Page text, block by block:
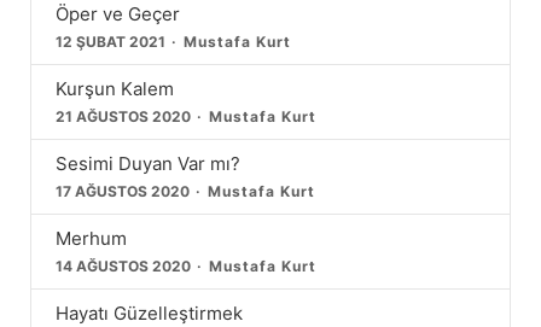
Öper ve Geçer
12 ŞUBAT 2021 Mustafa Kurt
Kurşun Kalem
21 AĞUSTOS 2020 Mustafa Kurt
Sesimi Duyan Var mı?
17 AĞUSTOS 2020 Mustafa Kurt
Merhum
14 AĞUSTOS 2020 Mustafa Kurt
Hayatı Güzelleştirmek